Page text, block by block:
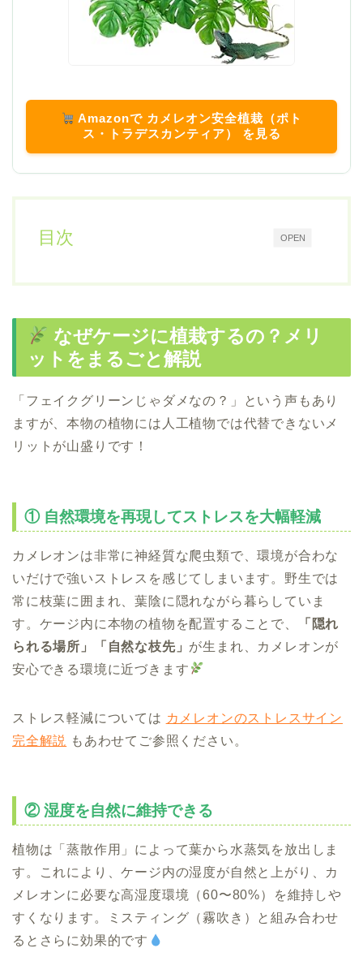
Amazonで カメレオン安全植栽（ポト
ス・トラデスカンティア） を見る
OPEN
目次
なぜケージに植栽するの？メリ
ットをまるごと解説
「フェイクグリーンじゃダメなの？」という声もあり
ますが、本物の植物には人工植物では代替できないメ
リットが山盛りです！
① 自然環境を再現してストレスを大幅軽減
カメレオンは非常に神経質な爬虫類で、環境が合わな
いだけで強いストレスを感じてしまいます。野生では
常に枝葉に囲まれ、葉陰に隠れながら暮らしていま
す。ケージ内に本物の植物を配置することで、
「隠れ
られる場所」「自然な枝先」 が生まれ、カメレオンが
安心できる環境に近づきます
ストレス軽減については カメレオンのストレスサイン
完全解説
もあわせてご参照ください。
② 湿度を自然に維持できる
植物は「蒸散作用」によって葉から水蒸気を放出しま
す。これにより、ケージ内の湿度が自然と上がり、カ
メレオンに必要な高湿度環境（60〜80%）を維持しや
すくなります。ミスティング（霧吹き）と組み合わせ
るとさらに効果的です